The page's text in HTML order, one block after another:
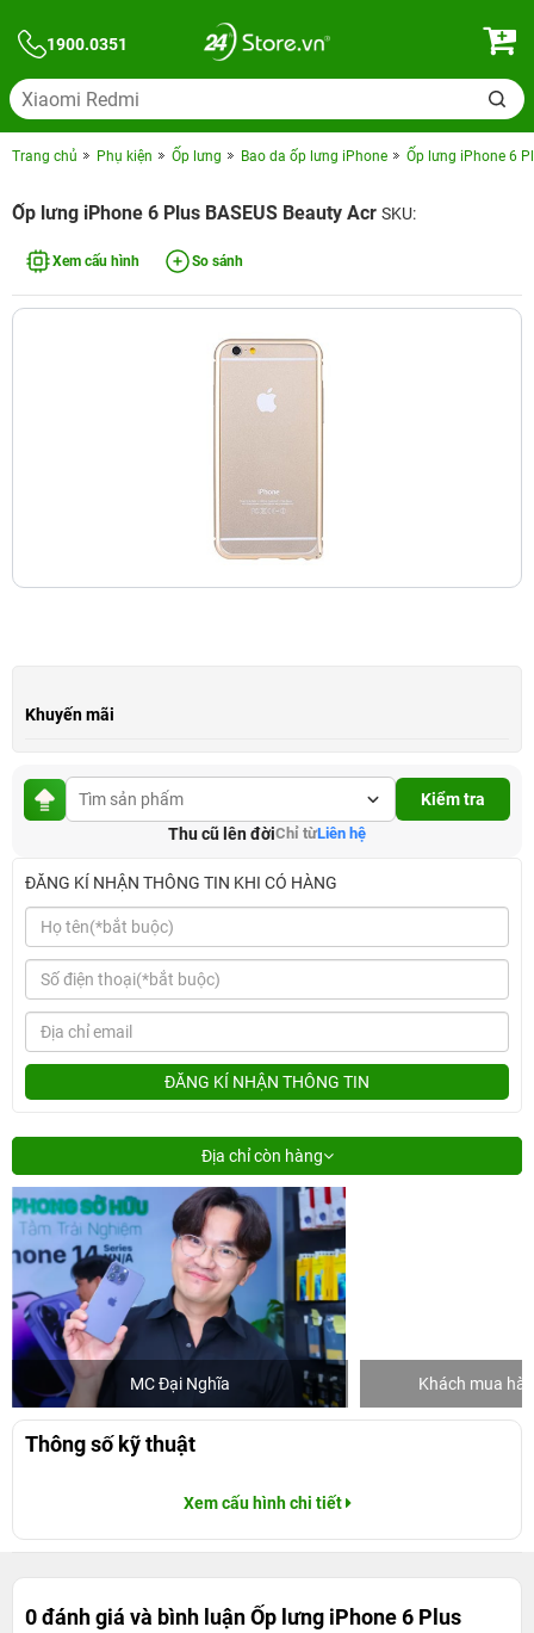
1900.0351
Trang chủ Phụ kiện Ốp lưng Bao da ốp lưng iPhone Ốp lưng iPhone 6
Ốp lưng iPhone 6 Plus BASEUS Beauty Acr SKU:
Xem cấu hình So sánh
Khuyến mãi
Kiểm tra
Thu cũ lên đờiChỉ từLiên hệ
ĐĂNG KÍ NHẬN THÔNG TIN KHI CÓ HÀNG
ĐĂNG KÍ NHẬN THÔNG TIN
Địa chỉ còn hàng
MC Đại Nghĩa Khách mua
Thông số kỹ thuật
Xem cấu hình chi tiết
0 đánh giá và bình luậnỐp lưng iPhone 6 Plus